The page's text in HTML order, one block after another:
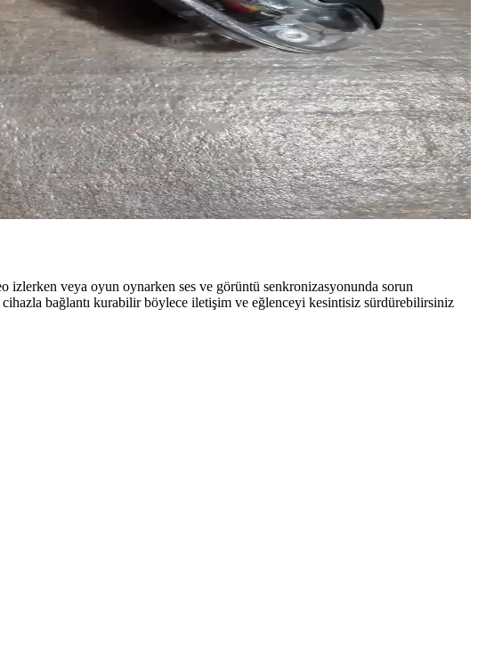
kullanıma kadar geniş alanlarda tercih ediliyor.
detaylı bilgiler içerir.
amaçlı kullanılırken, pratikte bazı zorluklar yaşanabilir.
izlerken veya oyun oynarken ses ve görüntü senkronizasyonunda sorun
bağlantı kurabilir böylece iletişim ve eğlenceyi kesintisiz sürdürebilirsiniz